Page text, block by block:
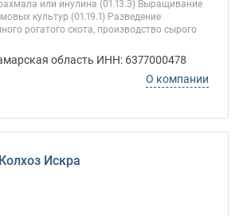
или инулина (01.13.3) Выращивание
культур (01.19.1) Разведение
рогатого скота, производство сырого
область ИНН: 6377000478
О компании
Колхоз Искра